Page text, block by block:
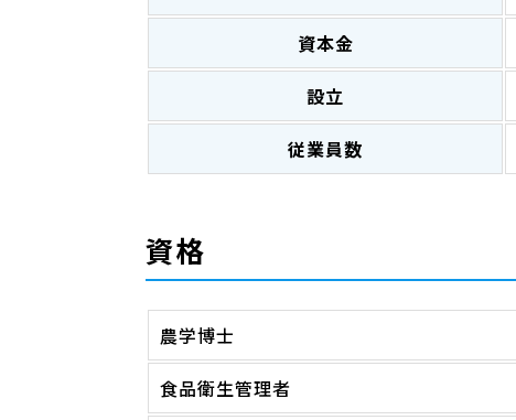
資本金
設立
従業員数
資格
農学博士
食品衛生管理者